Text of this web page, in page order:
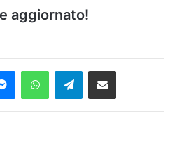
aggiornato!
MessengerWhatsAppTelegramCondividi via Email